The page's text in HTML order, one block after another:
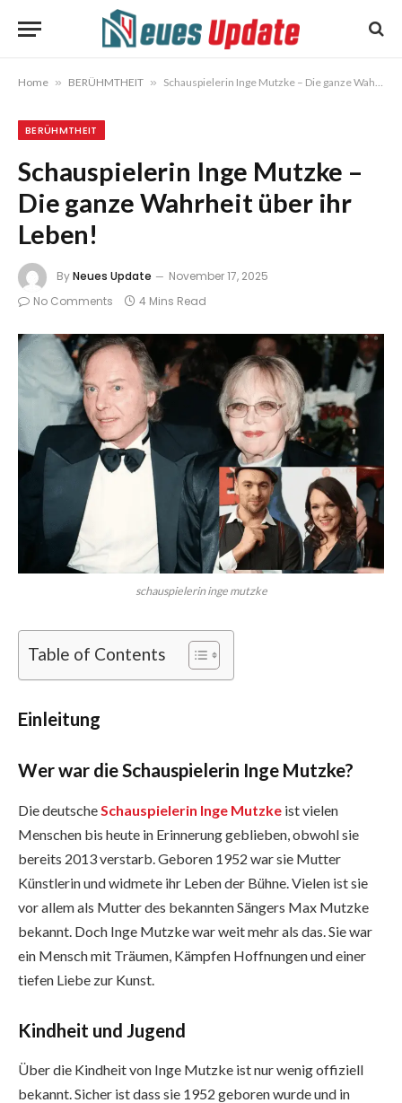
Home » BERÜHMTHEIT » Schauspielerin Inge Mutzke – Die ganze Wahrheit über ihr Leben!
BERÜHMTHEIT
Schauspielerin Inge Mutzke –
Die ganze Wahrheit über ihr
Leben!
ByNeues Update
November 17, 2025
No Comments
4 Mins Read
schauspielerin inge mutzke
Table of Contents
Einleitung
Wer war die Schauspielerin Inge Mutzke?
Die deutscheSchauspielerin Inge Mutzke ist vielen
Menschen bis heute in Erinnerung geblieben, obwohl sie
bereits 2013 verstarb. Geboren 1952 war sie Mutter
Künstlerin und widmete ihr Leben der Bühne. Vielen ist sie
vor allem als Mutter des bekannten Sängers Max Mutzke
bekannt. Doch Inge Mutzke war weit mehr als das. Sie war
ein Mensch mit Träumen, Kämpfen Hoffnungen und einer
tiefen Liebe zur Kunst.
Kindheit und Jugend
Über die Kindheit von Inge Mutzke ist nur wenig offiziell
bekannt. Sicher ist dass sie 1952 geboren wurde und in